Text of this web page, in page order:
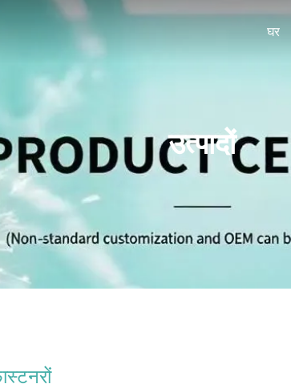
घर
उत्पादों